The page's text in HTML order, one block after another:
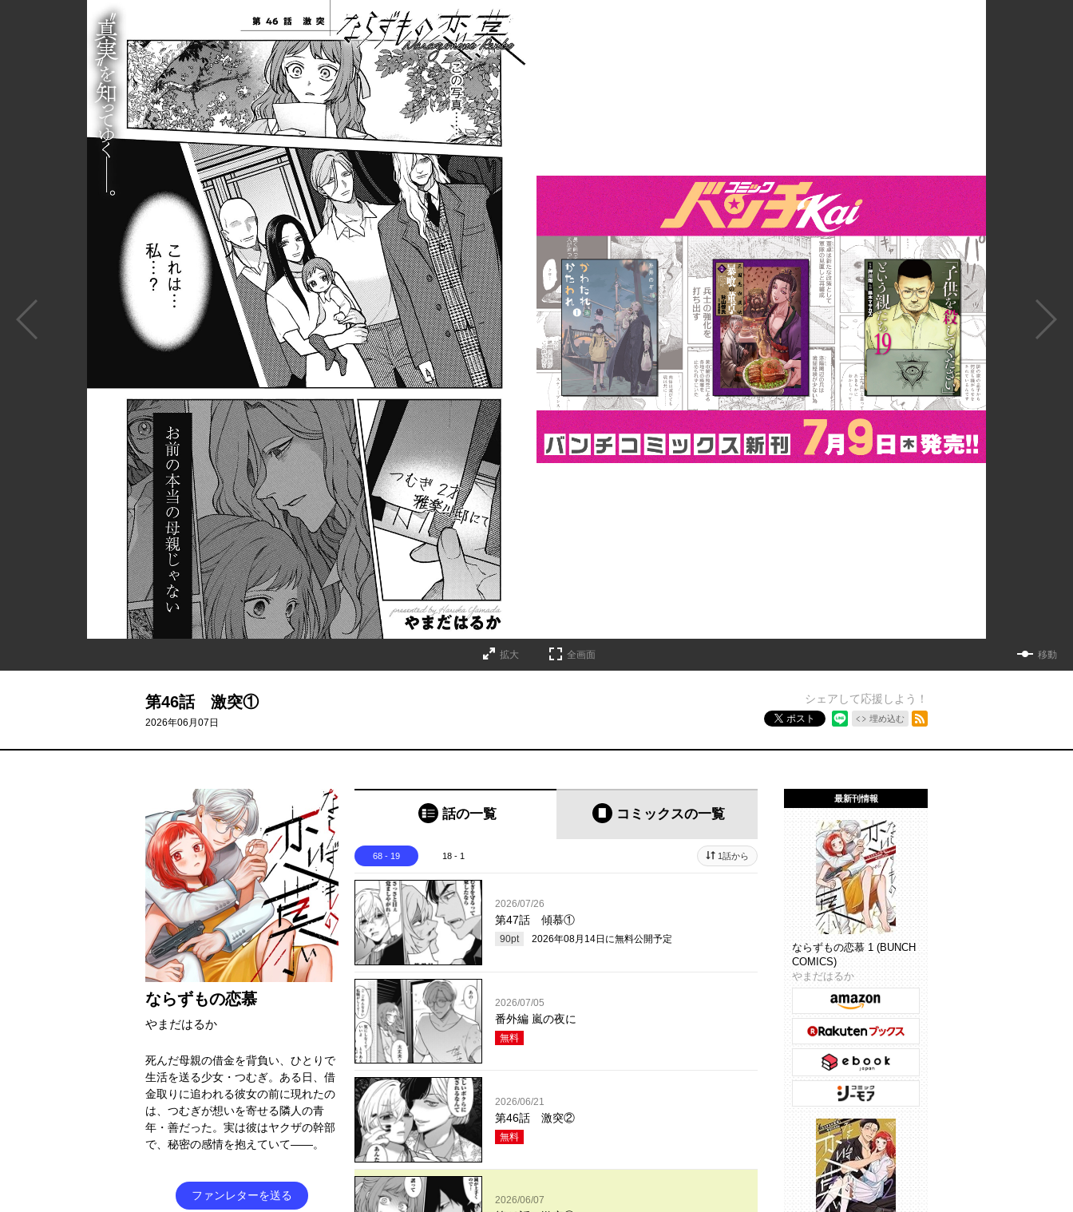
拡大 全画面 移動
第46話 激突①
2026年06月07日
シェアして応援しよう！
ポスト 埋め込む
ならずもの恋慕
やまだはるか
死んだ母親の借金を背負い、ひとりで
生活を送る少女・つむぎ。ある日、借
金取りに追われる彼女の前に現れたの
は、つむぎが想いを寄せる隣人の青
年・善だった。実は彼はヤクザの幹部
で、秘密の感情を抱えていて――。
ファンレターを送る
話の一覧 コミックスの一覧
68 - 19 18 - 1 1話から
2026/07/26
第47話 傾慕①
90pt 2026年08月14日 に無料公開予定
2026/07/05
番外編 嵐の夜に
無料
2026/06/21
第46話 激突②
無料
2026/06/07
最新刊情報
ならずもの恋慕 1 (BUNCH
COMICS)
やまだはるか